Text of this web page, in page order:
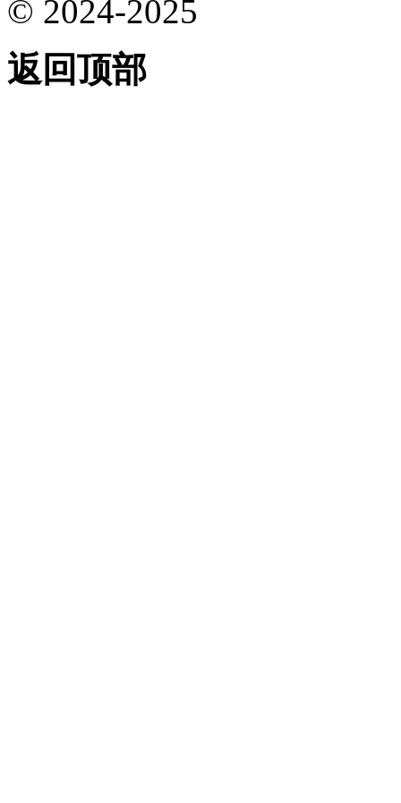
© 2024-2025
返回顶部